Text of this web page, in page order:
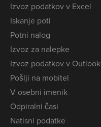
Izvoz podatkov v Excel
Iskanje poti
Potni nalog
Izvoz za nalepke
Izvoz podatkov v Outlook
Pošlji na mobitel
V osebni imenik
Odpiralni časi
Natisni podatke